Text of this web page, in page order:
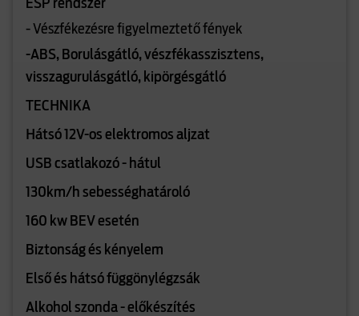
ESP rendszer
- Vészfékezésre figyelmeztető fények
-ABS, Borulásgátló, vészfékasszisztens,
visszagurulásgátló, kipörgésgátló
TECHNIKA
Hátsó 12V-os elektromos aljzat
USB csatlakozó - hátul
130km/h sebességhatároló
160 kw BEV esetén
Biztonság és kényelem
Első és hátsó függönylégzsák
Alkohol szonda - előkészítés